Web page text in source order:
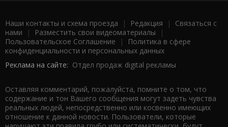
Наши контакты и схема проезда | Редакция | Связаться с
нами | Разместить свои видеоматериалы |
Пользовательское Соглашение |
Политика в сфере
конфиденциальности и персональных данных
Реклама на сайте: Отдел продаж digital рекламы
Оставляя комментарий, пожалуйста, помните о том, что
содержание и тон Вашего сообщения могут задеть чувства
реальных людей, непосредственно или косвенно имеющих
отношение к данной новости. Пользователи, которые